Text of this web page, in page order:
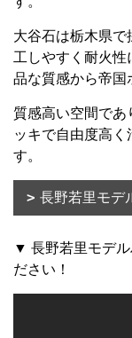
大谷石は栃木県で
工しやすく耐火性
品な質感から帝国
質感高い空間で
ッキで自由度高
す。
長野若里モデ
▼ 長野若里モデル
ださい！